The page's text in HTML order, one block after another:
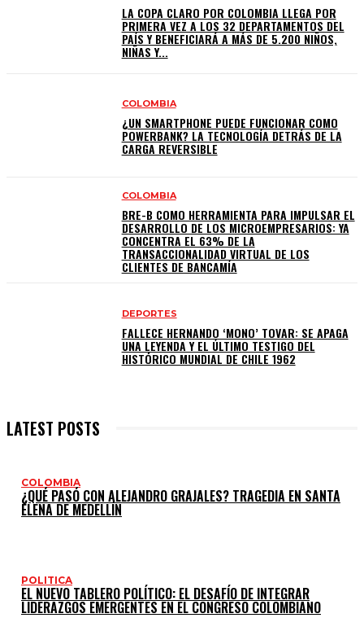
LA COPA CLARO POR COLOMBIA LLEGA POR
PRIMERA VEZ A LOS 32 DEPARTAMENTOS DEL
PAÍS Y BENEFICIARÁ A MÁS DE 5.200 NIÑOS,
NIÑAS Y...
COLOMBIA
¿UN SMARTPHONE PUEDE FUNCIONAR COMO
POWERBANK? LA TECNOLOGÍA DETRÁS DE LA
CARGA REVERSIBLE
COLOMBIA
BRE-B COMO HERRAMIENTA PARA IMPULSAR EL
DESARROLLO DE LOS MICROEMPRESARIOS: YA
CONCENTRA EL 63% DE LA
TRANSACCIONALIDAD VIRTUAL DE LOS
CLIENTES DE BANCAMÍA
DEPORTES
FALLECE HERNANDO ‘MONO’ TOVAR: SE APAGA
UNA LEYENDA Y EL ÚLTIMO TESTIGO DEL
HISTÓRICO MUNDIAL DE CHILE 1962
LATEST POSTS
COLOMBIA
¿QUÉ PASÓ CON ALEJANDRO GRAJALES? TRAGEDIA EN SANTA
ELENA DE MEDELLÍN
POLITICA
EL NUEVO TABLERO POLÍTICO: EL DESAFÍO DE INTEGRAR
LIDERAZGOS EMERGENTES EN EL CONGRESO COLOMBIANO